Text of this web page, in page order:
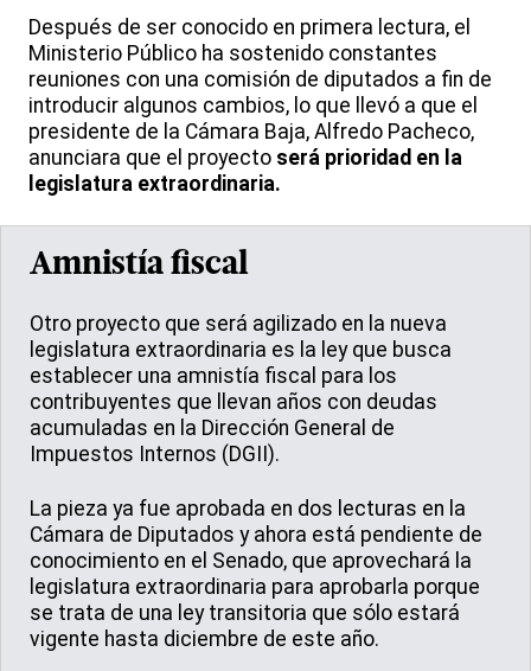
Después de ser conocido en primera lectura, el
Ministerio Público ha sostenido constantes
reuniones con una comisión de diputados a fin de
introducir algunos cambios, lo que llevó a que el
presidente de la Cámara Baja, Alfredo Pacheco,
anunciara que el proyecto será prioridad en la
legislatura extraordinaria.
Amnistía fiscal
Otro proyecto que será agilizado en la nueva
legislatura extraordinaria es la ley que busca
establecer una amnistía fiscal para los
contribuyentes que llevan años con deudas
acumuladas en la Dirección General de
Impuestos Internos (DGII).
La pieza ya fue aprobada en dos lecturas en la
Cámara de Diputados y ahora está pendiente de
conocimiento en el Senado, que aprovechará la
legislatura extraordinaria para aprobarla porque
se trata de una ley transitoria que sólo estará
vigente hasta diciembre de este año.